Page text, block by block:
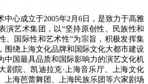
心成立于2005年2月6日，是致力于高雅
演艺术集团，以“坚持原创性、民族性和
、国际性和艺术性”为宗旨，积极发挥集
围绕上海文化品牌和国际文化大都市建设
中国最具品质和国际影响力的演艺文化机
剧院、凯迪拉克·上海音乐厅、上海文化
上海芭蕾舞团、上海民族乐团等六家剧场